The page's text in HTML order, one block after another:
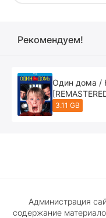
Рекомендуем!
Один дома /
3.11 GB
Администрация
содержание